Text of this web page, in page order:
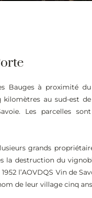
Bauges à proximité du
kilomètres au sud-est de
Les parcelles sont
grands
la destruction du
l’AOVDQS Vin de
de leur village cinq